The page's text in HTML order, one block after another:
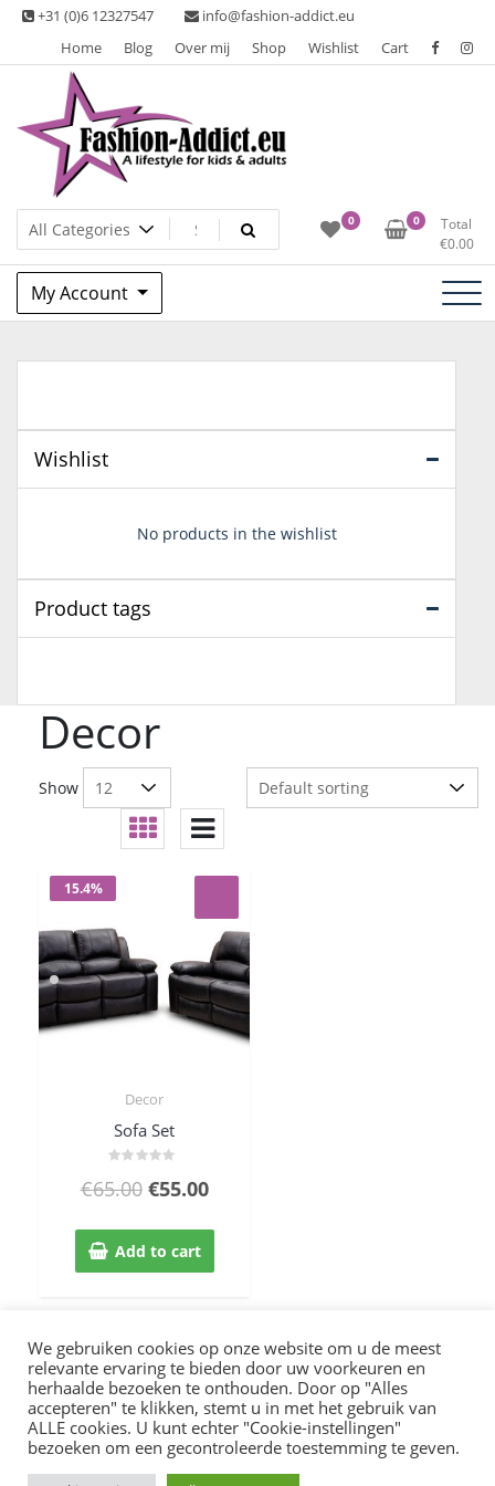
Skip +31 (0)6 12327547
info@fashion-addict.eu
Home
Blog Over mij Shop Wishlist Cart
Fashion Addict
A lifestyle for kids & adults 0 0
Total
€0.00
My Account
Decor
Show
15.4%
Quick View
Decor
Sofa Set
0
5
€65.00 €55.00
Add to cart
Wishlist
No products in the wishlist
Product tags
© 2026 Fashion Addict | All Rights Reserved
We gebruiken cookies op onze website om u de meest
relevante ervaring te bieden door uw voorkeuren en
herhaalde bezoeken te onthouden. Door op "Alles
accepteren" te klikken, stemt u in met het gebruik van
ALLE cookies. U kunt echter "Cookie-instellingen"
bezoeken om een ​​gecontroleerde toestemming te geven.
0